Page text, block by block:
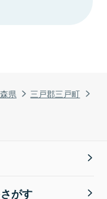
県
三戸郡三戸町
がす